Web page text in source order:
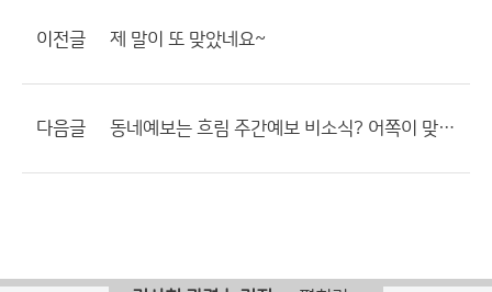
이전글 제 말이 또 맞았네요~
다음글 동네예보는 흐림 주간예보 비소식? 어쪽이 맞는거지요??